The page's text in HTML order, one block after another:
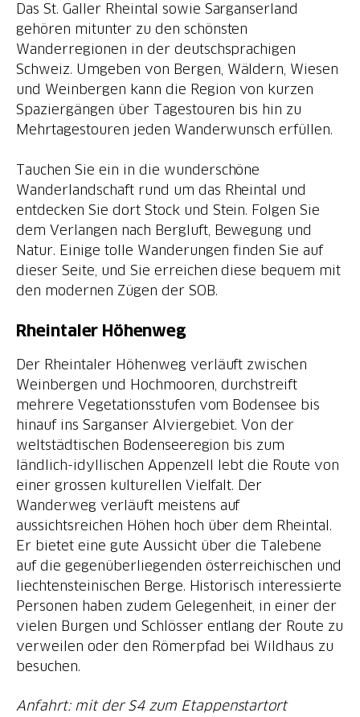
Das St. Galler Rheintal sowie Sarganserland
gehören mitunter zu den schönsten
Wanderregionen in der deutschsprachigen
Schweiz. Umgeben von Bergen, Wäldern, Wiesen
und Weinbergen kann die Region von kurzen
Spaziergängen über Tagestouren bis hin zu
Mehrtagestouren jeden Wanderwunsch erfüllen.
Tauchen Sie ein in die wunderschöne
Wanderlandschaft rund um das Rheintal und
entdecken Sie dort Stock und Stein. Folgen Sie
dem Verlangen nach Bergluft, Bewegung und
Natur. Einige tolle Wanderungen finden Sie auf
dieser Seite, und Sie erreichen diese bequem mit
den modernen Zügen der SOB.
Rheintaler Höhenweg
Der Rheintaler Höhenweg verläuft zwischen
Weinbergen und Hochmooren, durchstreift
mehrere Vegetationsstufen vom Bodensee bis
hinauf ins Sarganser Alviergebiet. Von der
weltstädtischen Bodenseeregion bis zum
ländlich-idyllischen Appenzell lebt die Route von
einer grossen kulturellen Vielfalt. Der
Wanderweg verläuft meistens auf
aussichtsreichen Höhen hoch über dem Rheintal.
Er bietet eine gute Aussicht über die Talebene
auf die gegenüberliegenden österreichischen und
liechtensteinischen Berge. Historisch interessierte
Personen haben zudem Gelegenheit, in einer der
vielen Burgen und Schlösser entlang der Route zu
verweilen oder den Römerpfad bei Wildhaus zu
besuchen.
Anfahrt: mit der S4 zum Etappenstartort